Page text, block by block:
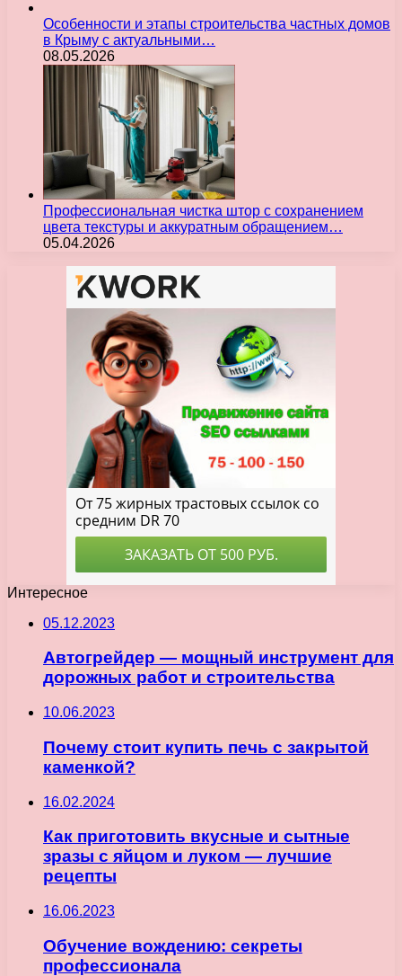
Особенности и этапы строительства частных домов
в Крыму с актуальными…
08.05.2026
Профессиональная чистка штор с сохранением
цвета текстуры и аккуратным обращением…
05.04.2026
Интересное
05.12.2023
Автогрейдер — мощный инструмент для
дорожных работ и строительства
10.06.2023
Почему стоит купить печь с закрытой
каменкой?
16.02.2024
Как приготовить вкусные и сытные
зразы с яйцом и луком — лучшие
рецепты
16.06.2023
Обучение вождению: секреты
профессионала